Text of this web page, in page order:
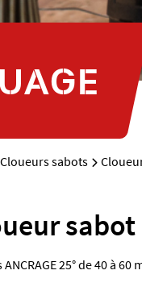
Cloueurs sabots
sabot
25° de 40 à 60